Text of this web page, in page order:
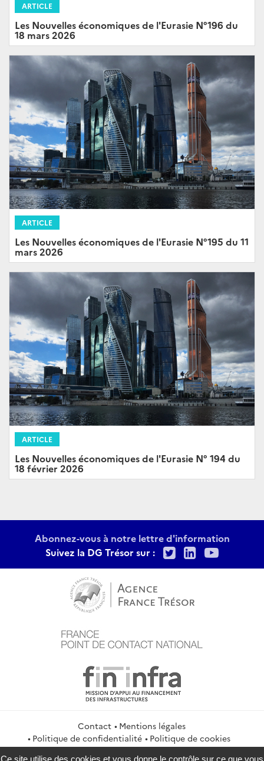
ARTICLE
Les Nouvelles économiques de l'Eurasie N°196 du
18 mars 2026
ARTICLE
Les Nouvelles économiques de l'Eurasie N°195 du 11
mars 2026
ARTICLE
Les Nouvelles économiques de l'Eurasie N° 194 du
18 février 2026
Abonnez-vous à notre lettre d'information
Suivez la DG Trésor sur :
TwitterLinkedIn
Contact
Mentions légales
Politique de confidentialité
Politique de cookies
Gestion des cookies
Flux RSS
Ce site utilise des cookies et vous donne le contrôle sur ce que vous